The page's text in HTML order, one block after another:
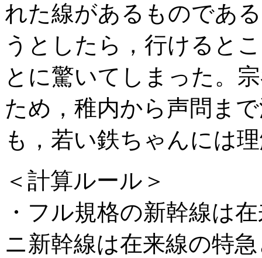
れた線があるものであ
うとしたら，行けると
とに驚いてしまった。
ため，稚内から声問ま
も，若い鉄ちゃんには
＜計算ルール＞
・フル規格の新幹線は
ニ新幹線は在来線の特